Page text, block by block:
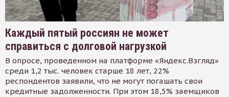
Каждый пятый россиян не может
справиться с долговой нагрузкой
В опросе, проведенном на платформе «Яндекс.Взгляд»
среди 1,2 тыс. человек старше 18 лет, 22%
респондентов заявили, что не могут погашать свои
кредитные задолженности. При этом 18,5% заемщиков